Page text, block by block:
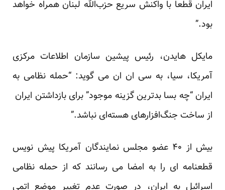
ایران قطعا با واکنش سریع حزب‌الله لبنان همراه خواهد
بود.”
مایکل هایدن، رئیس پیشین سازمان اطلاعات مرکزی
آمریکا، سیا، به سی ان ان می گوید: “حمله نظامی به
ایران “چه بسا بدترین گزینه موجود” برای بازداشتن ایران
از ساخت جنگ‌افزارهای هسته‌ای نباشد.”
بیش از ۴۰ عضو مجلس نمایندگان آمریکا پیش نویس
قطعنامه ای را به امضا می رسانند که از حمله نظامی
اسرائیل به ایران، در صورت عدم تغییر موضع اتمی